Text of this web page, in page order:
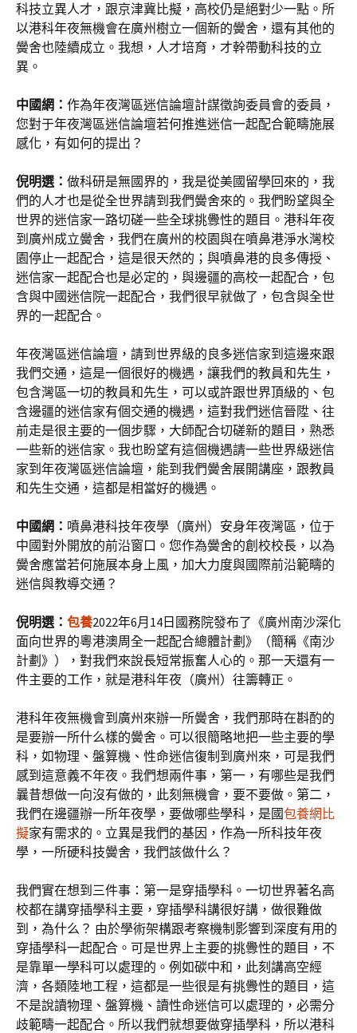
科技立異人才，跟京津冀比擬，高校仍是絕對少一點。所
以港科年夜無機會在廣州樹立一個新的黌舍，還有其他的
黌舍也陸續成立。我想，人才培育，才幹帶動科技的立
異。
中國網： 作為年夜灣區迷信論壇計謀徵詢委員會的委員，
您對于年夜灣區迷信論壇若何推進迷信一起配合範疇施展
感化，有如何的提出？
倪明選： 做科研是無國界的，我是從美國留學回來的，我
們的人才也是從全世界請到我們黌舍來的。我們盼望與全
世界的迷信家一路切磋一些全球挑釁性的題目。港科年夜
到廣州成立黌舍，我們在廣州的校園與在噴鼻港淨水灣校
園停止一起配合，這是很天然的；與噴鼻港的良多傳授、
迷信家一起配合也是必定的，與邊疆的高校一起配合，包
含與中國迷信院一起配合，我們很早就做了，包含與全世
界的一起配合。
年夜灣區迷信論壇，請到世界級的良多迷信家到這邊來跟
我們交通，這是一個很好的機遇，讓我們的教員和先生，
包含灣區一切的教員和先生，可以或許跟世界頂級的、包
含邊疆的迷信家有個交通的機遇，這對我們迷信晉陞、往
前走是很主要的一個步驟，大師配合切磋新的題目，熟悉
一些新的迷信家。我也盼望有這個機遇請一些世界級迷信
家到年夜灣區迷信論壇，能到我們黌舍展開講座，跟教員
和先生交通，這都是相當好的機遇。
中國網： 噴鼻港科技年夜學（廣州）安身年夜灣區，位于
中國對外開放的前沿窗口。您作為黌舍的創校校長，以為
黌舍應當若何施展本身上風，加大力度與國際前沿範疇的
迷信與教導交通？
倪明選： 包養2022年6月14日國務院發布了《廣州南沙深化
面向世界的粵港澳周全一起配合總體計劃》（簡稱《南沙
計劃》），對我們來說長短常振奮人心的。那一天還有一
件主要的工作，就是港科年夜（廣州）往籌轉正。
港科年夜無機會到廣州來辦一所黌舍，我們那時在斟酌的
是要辦一所什么樣的黌舍。可以很簡略地把一些主要的學
科，如物理、盤算機、性命迷信復制到廣州來，可是我們
感到這意義不年夜。我們想兩件事，第一，有哪些是我們
曩昔想做一向沒有做的，此刻無機會，要不要做。第二，
我們在邊疆辦一所年夜學，要做哪些學科，是國包養網比
擬家有需求的。立異是我們的基因，作為一所科技年夜
學，一所硬科技黌舍，我們該做什么？
我們實在想到三件事：第一是穿插學科。一切世界著名高
校都在講穿插學科主要，穿插學科講很好講，做很難做
到，為什么？ 由於學術架構跟考察機制影響到深度有用的
穿插學科一起配合。可是世界上主要的挑釁性的題目，不
是靠單一學科可以處理的。例如碳中和，此刻講高空經
濟，各類陸地工程，這都是一些很是有挑釁性的題目，這
不是說讀物理、盤算機、讀性命迷信可以處理的，必需分
歧範疇一起配合。所以我們就想要做穿插學科，所以港科